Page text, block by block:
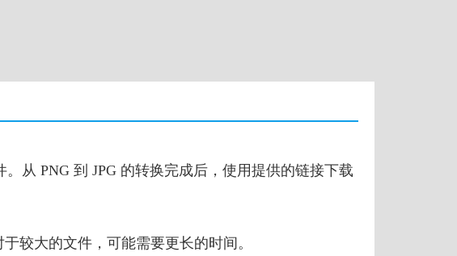
从 PNG 到 JPG 的转换完成后，使用提供的链接下载
较大的文件，可能需要更长的时间。